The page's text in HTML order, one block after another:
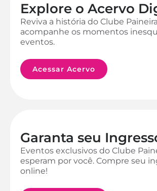
Explore o Acervo
Reviva a história do Clube
acompanhe os momentos
eventos.
Acessar Acervo
Garanta seu
Eventos exclusivos do Clube
esperam por você. Compre seu
online!